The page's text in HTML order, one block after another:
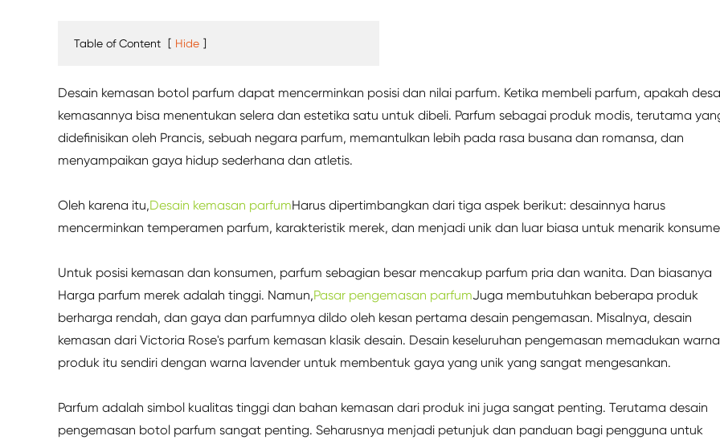
Table of Content [ Hide ]
Desain kemasan botol parfum dapat mencerminkan posisi dan nilai parfum. Ketika membeli parfum, apakah
kemasannya bisa menentukan selera dan estetika satu untuk dibeli. Parfum sebagai produk modis, terutama
didefinisikan oleh Prancis, sebuah negara parfum, memantulkan lebih pada rasa busana dan romansa, dan
menyampaikan gaya hidup sederhana dan atletis.
Oleh karena itu,Desain kemasan parfumHarus dipertimbangkan dari tiga aspek berikut: desainnya harus
mencerminkan temperamen parfum, karakteristik merek, dan menjadi unik dan luar biasa untuk menarik
Untuk posisi kemasan dan konsumen, parfum sebagian besar mencakup parfum pria dan wanita. Dan biasanya
Harga parfum merek adalah tinggi. Namun,Pasar pengemasan parfumJuga membutuhkan beberapa produk
berharga rendah, dan gaya dan parfumnya dildo oleh kesan pertama desain pengemasan. Misalnya, desain
kemasan dari Victoria Rose's parfum kemasan klasik desain. Desain keseluruhan pengemasan memadukan warna
produk itu sendiri dengan warna lavender untuk membentuk gaya yang unik yang sangat mengesankan.
Parfum adalah simbol kualitas tinggi dan bahan kemasan dari produk ini juga sangat penting. Terutama desain
pengemasan botol parfum sangat penting. Seharusnya menjadi petunjuk dan panduan bagi pengguna untuk